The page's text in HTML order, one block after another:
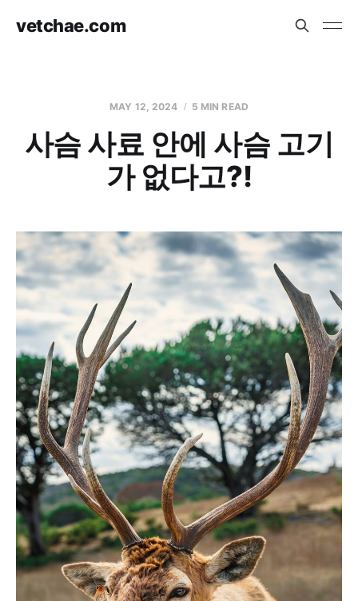
vetchae.com
MAY 12, 2024 5 MIN READ
사슴 사료 안에 사슴 고기
가 없다고?!